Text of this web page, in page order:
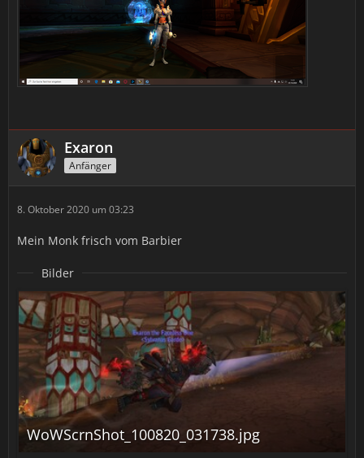
Exaron
Anfänger
8. Oktober 2020 um 03:23
Mein Monk frisch vom Barbier
Bilder
WoWScrnShot_100820_031738.jpg